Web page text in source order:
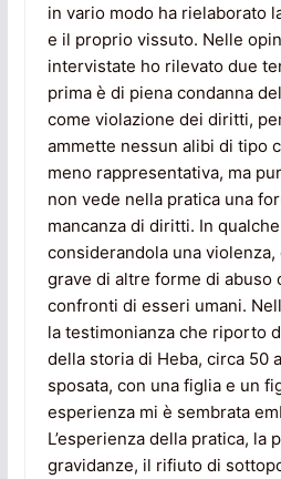
in vario modo ha rielaborato
e il proprio vissuto. Nelle
intervistate ho rilevato due
prima è di piena condanna
come violazione dei diritti,
ammette nessun alibi di tipo
meno rappresentativa, ma
non vede nella pratica una
mancanza di diritti. In
considerandola una
grave di altre forme di abuso
confronti di esseri umani.
la testimonianza che riporto
della storia di Heba, circa 50
sposata, con una figlia e un
esperienza mi è sembrata
L’esperienza della pratica, la
gravidanze, il rifiuto di